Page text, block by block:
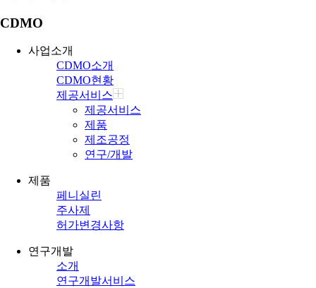
CDMO
사업소개
CDMO소개
CDMO현황
제공서비스
제공서비스
제품
제조공정
연구/개발
제품
페니실린
주사제
허가변경사항
연구개발
소개
연구개발서비스